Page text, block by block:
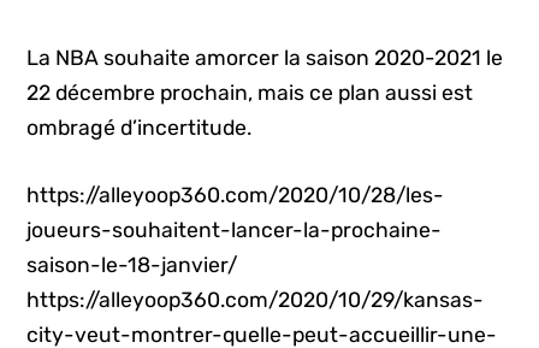
La NBA souhaite amorcer la saison 2020-2021 le
22 décembre prochain, mais ce plan aussi est
ombragé d’incertitude.
https://alleyoop360.com/2020/10/28/les-
joueurs-souhaitent-lancer-la-prochaine-
saison-le-18-janvier/
https://alleyoop360.com/2020/10/29/kansas-
city-veut-montrer-quelle-peut-accueillir-une-